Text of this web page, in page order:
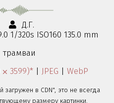
Д.Г.
1/320s ISO160 135.0 mm
трамваи
3599)* JPEG WebP
загружен в CDN", это не всегда
размеру картинки.